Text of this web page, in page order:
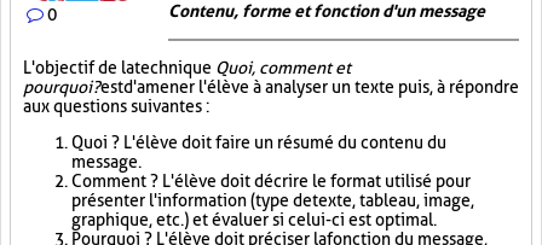
0 Contenu, forme et fonction d'un message
L'objectif de la technique Quoi, comment et
pourquoi?est d'amener l'élève à analyser un texte puis, à répondre
aux questions suivantes :
Quoi ? L'élève doit faire un résumé du contenu du
message.
Comment ? L'élève doit décrire le format utilisé pour
présenter l'information (type de texte, tableau, image,
graphique, etc.) et évaluer si celui-ci est optimal.
Pourquoi ? L'élève doit préciser la fonction du message,